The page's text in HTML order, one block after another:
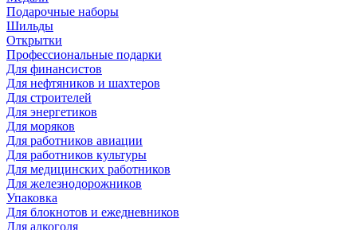
Подарочные наборы
Шильды
Открытки
Профессиональные подарки
Для финансистов
Для нефтяников и шахтеров
Для строителей
Для энергетиков
Для моряков
Для работников авиации
Для работников культуры
Для медицинских работников
Для железнодорожников
Упаковка
Для блокнотов и ежедневников
Для алкоголя